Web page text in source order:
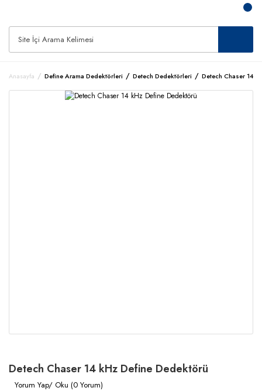
Anasayfa Define Arama Dedektörleri Detech Dedektörleri Detech Chaser 14
Detech Chaser 14 kHz Define Dedektörü
Yorum Yap/ Oku (0 Yorum)